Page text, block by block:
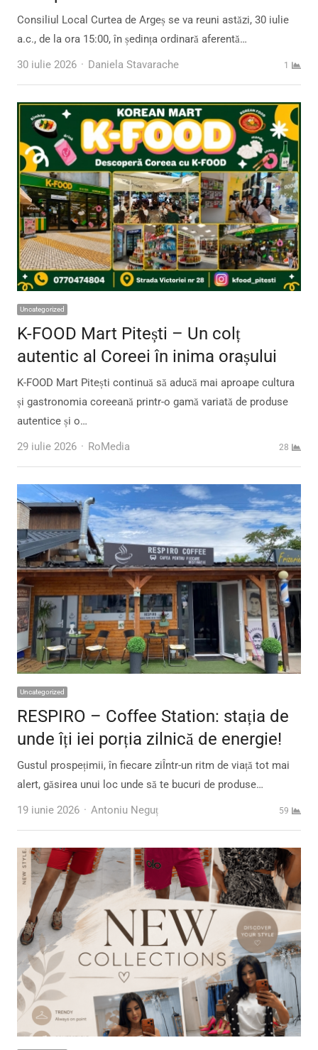
Consiliul Local Curtea de Argeș se va reuni astăzi, 30 iulie
a.c., de la ora 15:00, în ședința ordinară aferentă…
30 iulie 2026
Author
Daniela Stavarache 1
Uncategorized
K-FOOD Mart Pitești – Un colț
autentic al Coreei în inima orașului
K-FOOD Mart Pitești continuă să aducă mai aproape cultura
și gastronomia coreeană printr-o gamă variată de produse
autentice și o…
29 iulie 2026
Author
RoMedia 28
Uncategorized
RESPIRO – Coffee Station: stația de
unde îți iei porția zilnică de energie!
Gustul prospețimii, în fiecare ziÎntr-un ritm de viață tot mai
alert, găsirea unui loc unde să te bucuri de produse…
19 iunie 2026
Author
Antoniu Neguț 59